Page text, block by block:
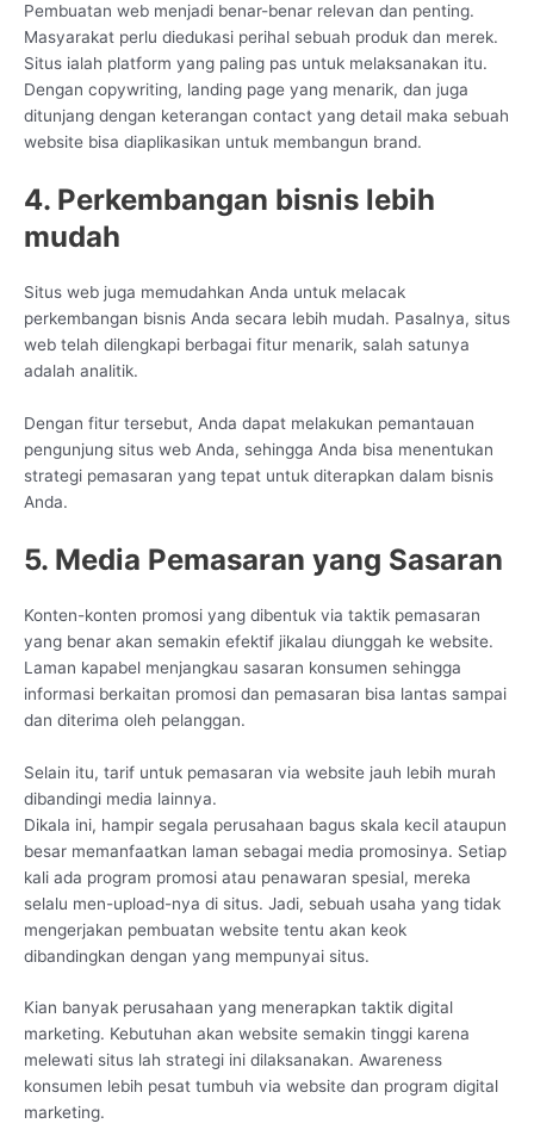
Pembuatan web menjadi benar-benar relevan dan penting.
Masyarakat perlu diedukasi perihal sebuah produk dan merek.
Situs ialah platform yang paling pas untuk melaksanakan itu.
Dengan copywriting, landing page yang menarik, dan juga
ditunjang dengan keterangan contact yang detail maka sebuah
website bisa diaplikasikan untuk membangun brand.
4. Perkembangan bisnis lebih
mudah
Situs web juga memudahkan Anda untuk melacak
perkembangan bisnis Anda secara lebih mudah. Pasalnya, situs
web telah dilengkapi berbagai fitur menarik, salah satunya
adalah analitik.
Dengan fitur tersebut, Anda dapat melakukan pemantauan
pengunjung situs web Anda, sehingga Anda bisa menentukan
strategi pemasaran yang tepat untuk diterapkan dalam bisnis
Anda.
5. Media Pemasaran yang Sasaran
Konten-konten promosi yang dibentuk via taktik pemasaran
yang benar akan semakin efektif jikalau diunggah ke website.
Laman kapabel menjangkau sasaran konsumen sehingga
informasi berkaitan promosi dan pemasaran bisa lantas sampai
dan diterima oleh pelanggan.
Selain itu, tarif untuk pemasaran via website jauh lebih murah
dibandingi media lainnya.
Dikala ini, hampir segala perusahaan bagus skala kecil ataupun
besar memanfaatkan laman sebagai media promosinya. Setiap
kali ada program promosi atau penawaran spesial, mereka
selalu men-upload-nya di situs. Jadi, sebuah usaha yang tidak
mengerjakan pembuatan website tentu akan keok
dibandingkan dengan yang mempunyai situs.
Kian banyak perusahaan yang menerapkan taktik digital
marketing. Kebutuhan akan website semakin tinggi karena
melewati situs lah strategi ini dilaksanakan. Awareness
konsumen lebih pesat tumbuh via website dan program digital
marketing.